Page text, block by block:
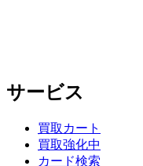
サービス
買取カート
買取強化中
カード検索